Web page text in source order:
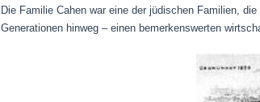
Die Familie Cahen war eine der jüdischen Familien,
Generationen hinweg – einen bemerkenswerten